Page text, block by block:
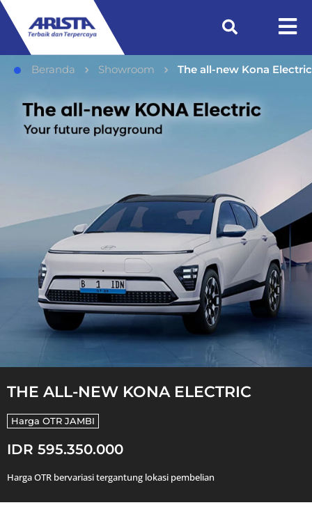
Beranda Showroom The all-new Kona Electric
THE ALL-NEW KONA ELECTRIC
Harga OTR JAMBI
IDR 595.350.000
Harga OTR bervariasi tergantung lokasi pembelian